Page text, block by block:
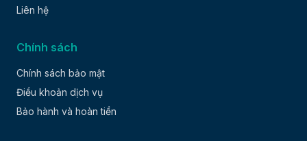
Liên hệ
Chính sách
Chính sách bảo mật
Điều khoản dịch vụ
Bảo hành và hoàn tiền